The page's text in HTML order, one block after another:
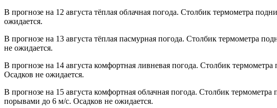
В прогнозе на 12 августа тёплая облачная погода. Столбик термометра
ожидается.
В прогнозе на 13 августа тёплая пасмурная погода. Столбик термометра
не ожидается.
В прогнозе на 14 августа комфортная ливневая погода. Столбик
Осадков не ожидается.
В прогнозе на 15 августа комфортная облачная погода. Столбик
порывами до 6 м/с. Осадков не ожидается.